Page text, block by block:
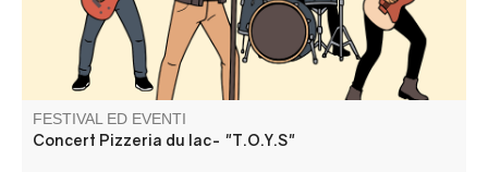
FESTIVAL ED EVENTI
Concert Pizzeria du lac- "T.O.Y.S"